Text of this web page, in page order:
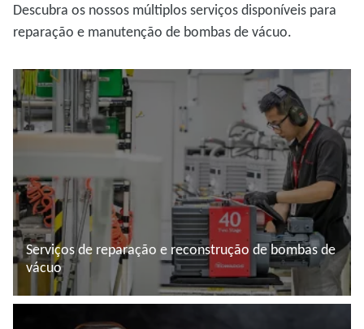
Descubra os nossos múltiplos serviços disponíveis para
reparação e manutenção de bombas de vácuo.
Serviços de reparação e reconstrução de bombas de
vácuo